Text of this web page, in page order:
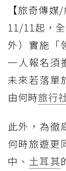
【旅奇傳
11/11起，
外）實施「
一人報名須
未來若落單
由何時旅行
此外，為徹
何時旅遊更
中、 土耳其